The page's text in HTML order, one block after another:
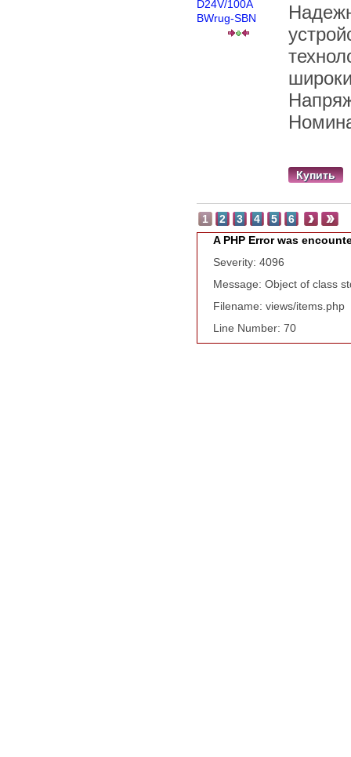
Купить
1 2 3 4 5
6
A PHP Error was
Severity: 4096
Message: Object of class
Filename: views/items.php
Line Number: 70